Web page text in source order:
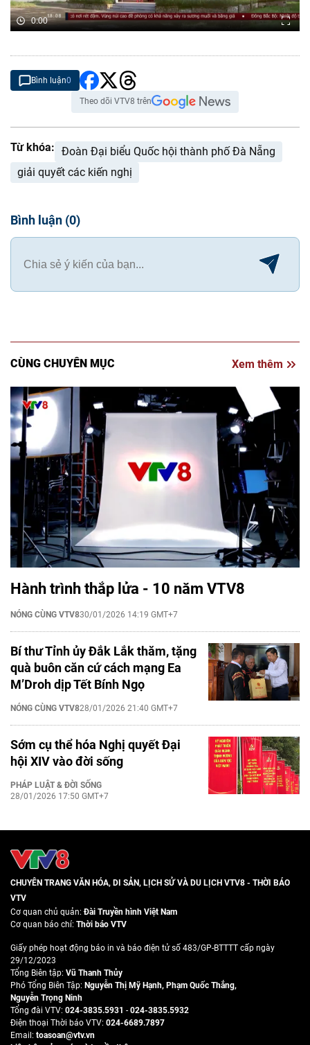
0:00
Bình luận0
Theo dõi VTV8 trên
Từ khóa: Ðoàn Ðại biểu Quốc hội thành phố Ðà Nẵng
giải quyết các kiến nghị
Bình luận (0)
CÙNG CHUYÊN MỤC Xem thêm
Hành trình thắp lửa - 10 năm VTV8
NÓNG CÙNG VTV830/01/2026 14:19 GMT+7
Bí thư Tỉnh ủy Đắk Lắk thăm, tặng
quà buôn căn cứ cách mạng Ea
M’Droh dịp Tết Bính Ngọ
NÓNG CÙNG VTV828/01/2026 21:40 GMT+7
Sớm cụ thể hóa Nghị quyết Đại
hội XIV vào đời sống
PHÁP LUẬT & ĐỜI SỐNG
28/01/2026 17:50 GMT+7
CHUYÊN TRANG VĂN HÓA, DI SẢN, LỊCH SỬ VÀ DU LỊCH VTV8 - THỜI BÁO
VTV
Cơ quan chủ quản:Đài Truyền hình Việt Nam
Cơ quan báo chí: Thời báo VTV
Giấy phép hoạt động báo in và báo điện tử số 483/GP-BTTTT cấp ngày
29/12/2023
Tổng Biên tập: Vũ Thanh Thủy
Phó Tổng Biên Tập: Nguyễn Thị Mỹ Hạnh, Phạm Quốc Thắng,
Nguyễn Trọng Ninh
Tổng đài VTV: 024-3835.5931 - 024-3835.5932
Ðiện thoại Thời báo VTV: 024-6689.7897
Email: toasoan@vtv.vn